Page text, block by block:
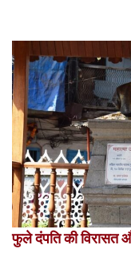
फुले दंपति की विरासत